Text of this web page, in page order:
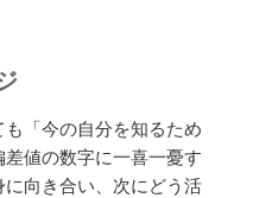
「今の自分を知るため
値の数字に一喜一憂す
向き合い、次にどう活